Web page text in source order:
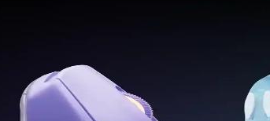
farklarını öğrenerek, ihtiyaçlarınıza en uygun
Kapsamlı Bir Analiz